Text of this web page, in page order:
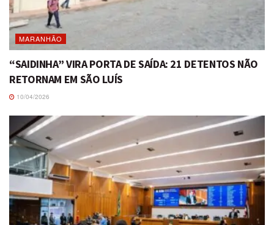
MARANHÃO
“SAIDINHA” VIRA PORTA DE SAÍDA: 21 DETENTOS NÃO
RETORNAM EM SÃO LUÍS
10/04/2026